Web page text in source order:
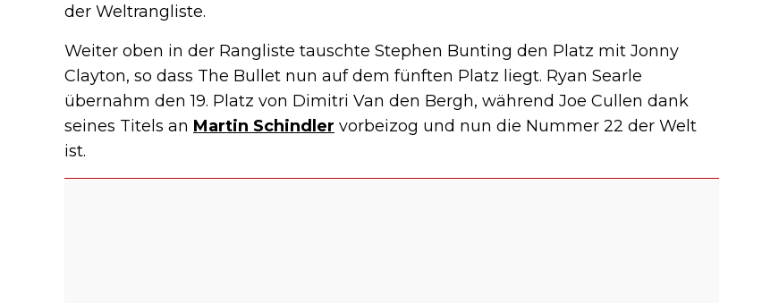
der Weltrangliste.
Weiter oben in der Rangliste tauschte Stephen Bunting den Platz mit Jonny
Clayton, so dass The Bullet nun auf dem fünften Platz liegt. Ryan Searle
übernahm den 19. Platz von Dimitri Van den Bergh, während Joe Cullen dank
seines Titels an Martin Schindler vorbeizog und nun die Nummer 22 der Welt
ist.